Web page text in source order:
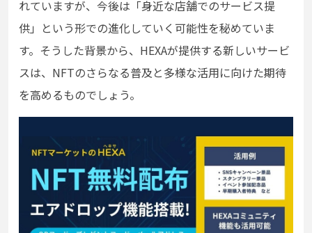
れていますが、今後は「身近な店舗でのサービス提
供」という形での進化していく可能性を秘めていま
す。そうした背景から、HEXAが提供する新しいサービ
スは、NFTのさらなる普及と多様な活用に向けた期待
を高めるものでしょう。